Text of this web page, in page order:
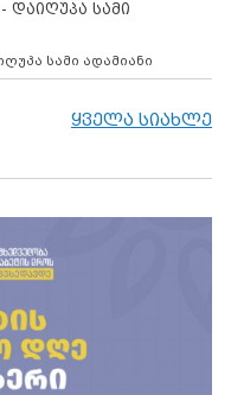
დაიღუპა სამი
სამი ადამიანი
ყველა სიახლე